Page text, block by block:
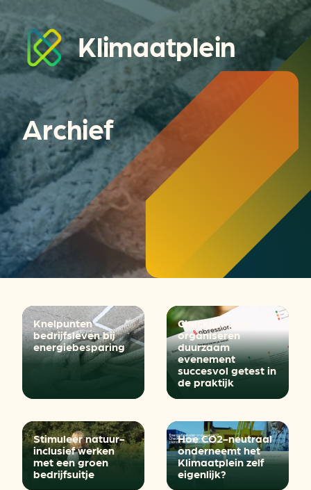
Klimaatplein
Archief
Knelpunten
bedrijfsleven bij
energiebesparing
Checklist voor
organiseren
duurzaam
evenement
succesvol getest in
de praktijk
Stimuleer natuur-
inclusief werken
met een groen
bedrijfsuitje
Hoe CO2-neutraal
onderneemt het
Klimaatplein zelf
eigenlijk?